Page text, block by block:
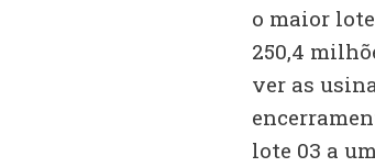
o maior
250,4
ver as
lote 03 a